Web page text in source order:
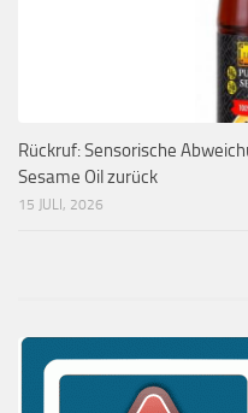
Rückruf: Sensorische
Sesame Oil zurück
15 JULI, 2026